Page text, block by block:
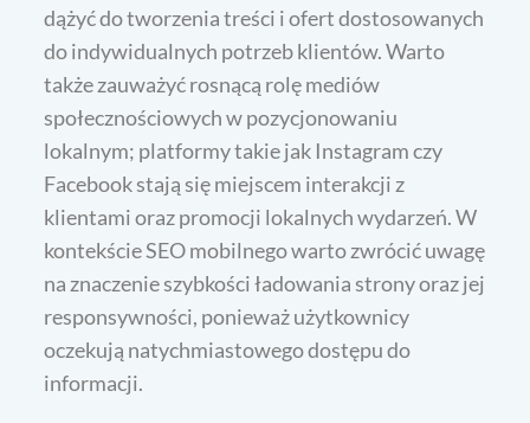
dążyć do tworzenia treści i ofert dostosowanych
do indywidualnych potrzeb klientów. Warto
także zauważyć rosnącą rolę mediów
społecznościowych w pozycjonowaniu
lokalnym; platformy takie jak Instagram czy
Facebook stają się miejscem interakcji z
klientami oraz promocji lokalnych wydarzeń. W
kontekście SEO mobilnego warto zwrócić uwagę
na znaczenie szybkości ładowania strony oraz jej
responsywności, ponieważ użytkownicy
oczekują natychmiastowego dostępu do
informacji.